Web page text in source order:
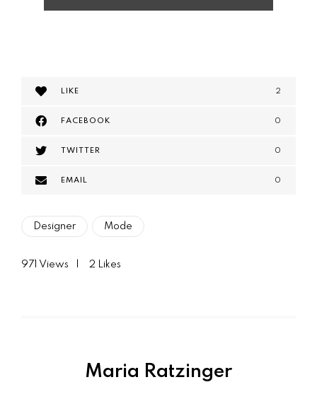
LIKE 2
FACEBOOK 0
TWITTER 0
EMAIL 0
Designer Mode
971 Views 2 Likes
Maria Ratzinger